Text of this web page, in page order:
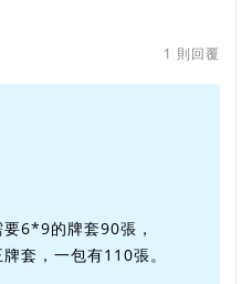
1 則回覆
要6*9的牌套90張，
套，一包有110張。